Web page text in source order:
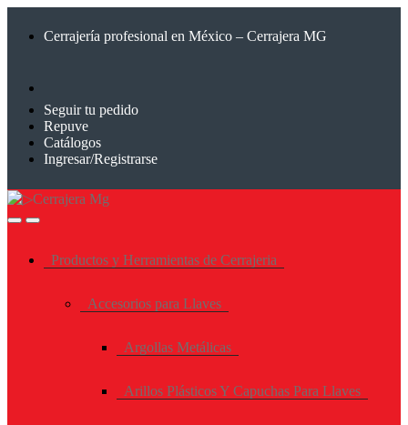
Cerrajería profesional en México – Cerrajera MG
Seguir tu pedido
Repuve
Catálogos
Ingresar/Registrarse
Productos y Herramientas de Cerrajeria
Accesorios para Llaves
Argollas Metálicas
Arillos Plásticos Y Capuchas Para Llaves